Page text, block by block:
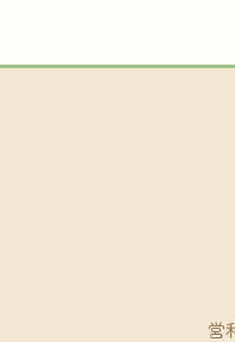
営